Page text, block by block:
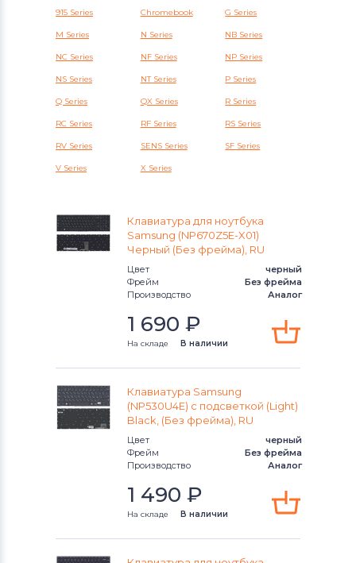
Клавиатуры Клавиатуры
Клавиатуры Packard Bell
Клавиатуры Benq
Клавиатуры Gateway
КлавиатурыHP
КлавиатурыMSI
КлавиатурыCompaq
Клавиатуры Dell
КлавиатурыLG
КлавиатурыSamsung
КлавиатурыFujitsu
Clevo
915 Series Chromebook G Series
M Series N Series NB Series
NC Series NF Series NP Series
NS Series NT Series P Series
Q Series QX Series R Series
RC Series RF Series RS Series
RV Series SENS Series SF Series
V Series X Series
Клавиатура для ноутбука
Samsung (NP670Z5E-X01)
Черный (Без фрейма), RU
Цвет
черный
Фрейм
Без фрейма
Производство
Аналог
1 690 ₽
На складе В наличии
Клавиатура Samsung
(NP530U4E) с подсветкой (Light)
Black, (Без фрейма), RU
Цвет
черный
Фрейм
Без фрейма
Производство
Аналог
1 490 ₽
На складе В наличии